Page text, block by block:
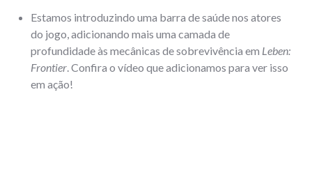
Estamos introduzindo uma barra de saúde nos atores
do jogo, adicionando mais uma camada de
profundidade às mecânicas de sobrevivência em Leben:
Frontier. Confira o vídeo que adicionamos para ver isso
em ação!